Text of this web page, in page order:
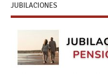
JUBILACIONES